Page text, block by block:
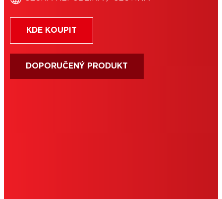
KDE KOUPIT
DOPORUČENÝ PRODUKT